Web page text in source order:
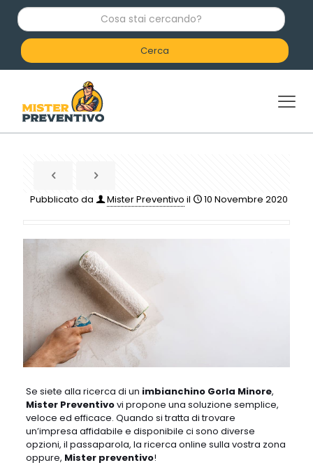
C
o
a
c
e
Pubblicato da Mister Preventivo il 10 Novembre 2020
Se siete alla ricerca di un imbianchino Gorla Minore,
Mister Preventivovi propone una soluzione semplice,
veloce ed efficace. Quando si tratta di trovare
un’impresa affidabile e disponibile ci sono diverse
opzioni, il passaparola, la ricerca online sulla vostra zona
oppure, Mister preventivo!